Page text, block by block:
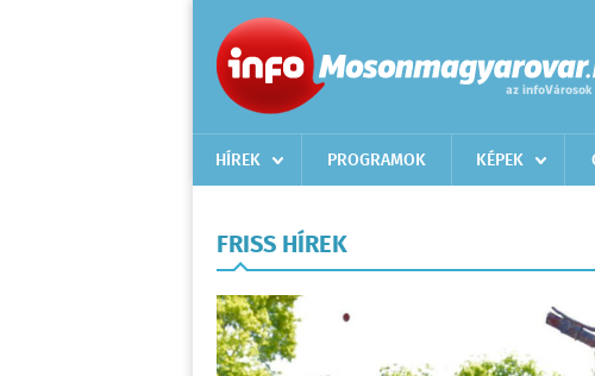
HÍREK PROGRAMOK KÉPEK
FRISS HÍREK